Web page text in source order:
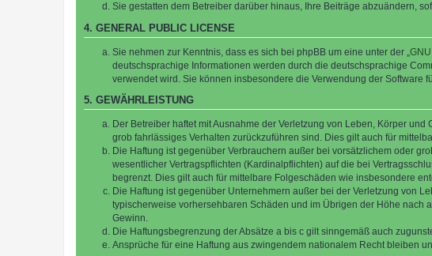
Sie gestatten dem Betreiber darüber hinaus, Ihre Beiträge abzuändern,
4. GENERAL PUBLIC LICENSE
Sie nehmen zur Kenntnis, dass es sich bei phpBB um eine unter der „
deutschsprachige Informationen werden durch die deutschsprachige
verwendet wird. Sie können insbesondere die Verwendung der Software
5. GEWÄHRLEISTUNG
Der Betreiber haftet mit Ausnahme der Verletzung von Leben, Körper
grob fahrlässiges Verhalten zurückzuführen sind. Dies gilt auch für
Die Haftung ist gegenüber Verbrauchern außer bei vorsätzlichem oder
wesentlicher Vertragspflichten (Kardinalpflichten) auf die bei
begrenzt. Dies gilt auch für mittelbare Folgeschäden wie insbesondere
Die Haftung ist gegenüber Unternehmern außer bei der Verletzung von
typischerweise vorhersehbaren Schäden und im Übrigen der Höhe nach
Gewinn.
Die Haftungsbegrenzung der Absätze a bis c gilt sinngemäß auch
Ansprüche für eine Haftung aus zwingendem nationalem Recht bleiben